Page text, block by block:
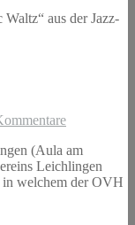
aus der Jazz-
(Aula am
Leichlingen
in welchem der OVH